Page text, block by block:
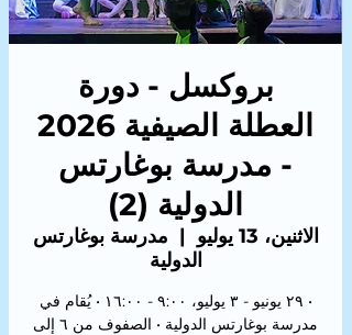
بروكسل - دورة
العطلة الصيفية 2026
- مدرسة بوغارتس
الدولية (2)
الاثنين، 13 يوليو
  |
مدرسة بوغارتس
الدولية
• ٢٩ يونيو - ٣ يوليو، ٩:٠٠ - ١٦:٠٠ • يُقام في
مدرسة بوغارتس الدولية • الصفوف من ٦ إلى